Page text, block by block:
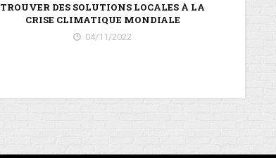
TROUVER DES SOLUTIONS LOCALES À LA
CRISE CLIMATIQUE MONDIALE
04/11/2022